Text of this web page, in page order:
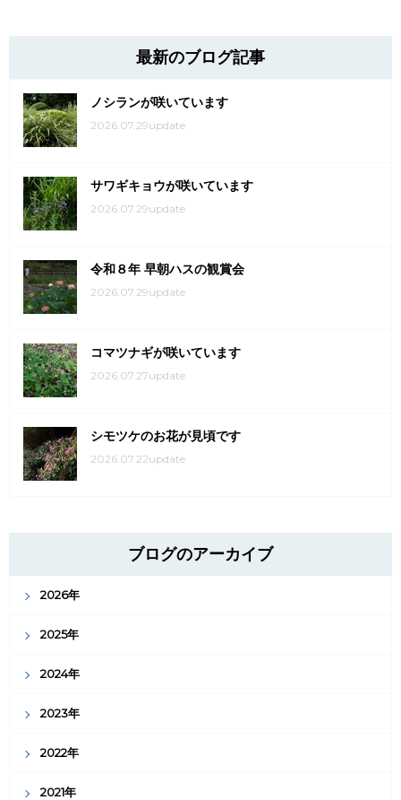
最新のブログ記事
ノシランが咲いています
2026.07.29update
サワギキョウが咲いています
2026.07.29update
令和８年 早朝ハスの観賞会
2026.07.29update
コマツナギが咲いています
2026.07.27update
シモツケのお花が見頃です
2026.07.22update
ブログのアーカイブ
2026年
2025年
2024年
2023年
2022年
2021年